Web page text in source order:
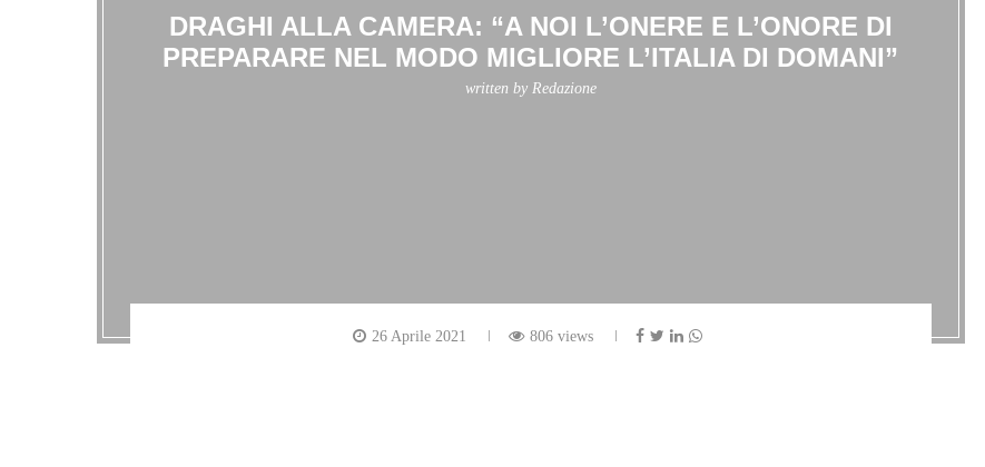
DRAGHI ALLA CAMERA: “A NOI L’ONERE E L’ONORE DI
PREPARARE NEL MODO MIGLIORE L’ITALIA DI DOMANI”
written by Redazione
26 Aprile 2021 806 views